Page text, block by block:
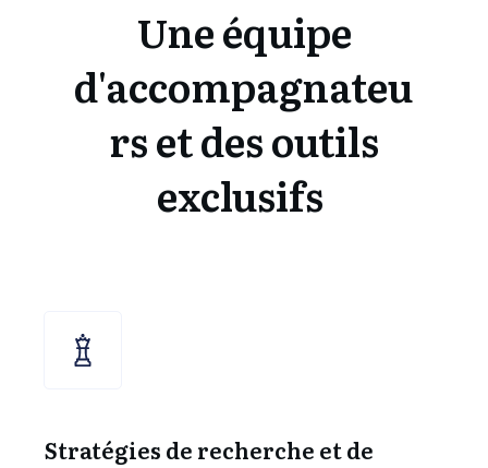
Une équipe
d'accompagnateu
rs et des outils
exclusifs
Stratégies de recherche et de